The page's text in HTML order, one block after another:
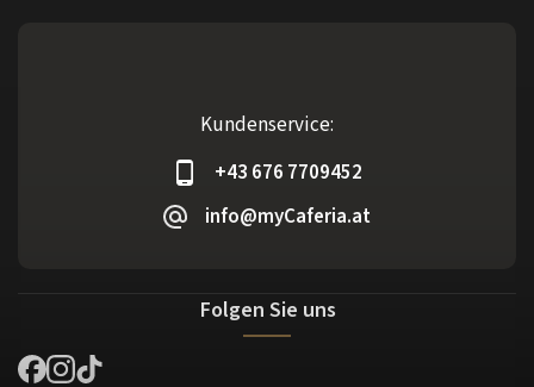
Kundenservice:
+43 676 7709452
info@myCaferia.at
Folgen Sie uns